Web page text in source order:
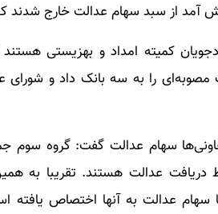
از سبد سهام عدالت خارج شدند
عدالت هستند. تقریبا به
سهام عدالت به آنها اختصاص